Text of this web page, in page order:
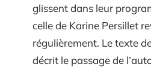
glissent dans leur
celle de Karine Persillet
régulièrement. Le texte
décrit le passage de